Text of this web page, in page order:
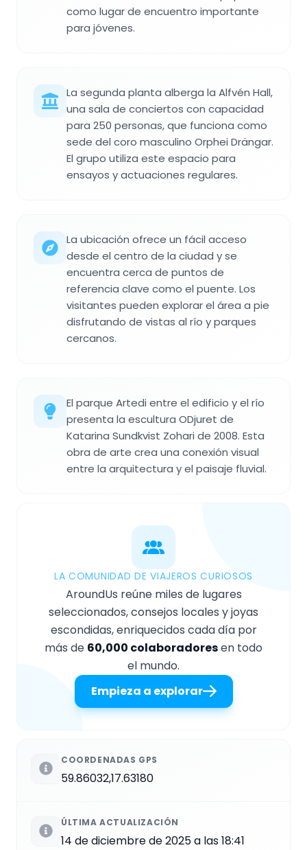
como lugar de encuentro importante
para jóvenes.
La segunda planta alberga la Alfvén Hall,
una sala de conciertos con capacidad
para 250 personas, que funciona como
sede del coro masculino Orphei Drängar.
El grupo utiliza este espacio para
ensayos y actuaciones regulares.
La ubicación ofrece un fácil acceso
desde el centro de la ciudad y se
encuentra cerca de puntos de
referencia clave como el puente. Los
visitantes pueden explorar el área a pie
disfrutando de vistas al río y parques
cercanos.
El parque Artedi entre el edificio y el río
presenta la escultura ODjuret de
Katarina Sundkvist Zohari de 2008. Esta
obra de arte crea una conexión visual
entre la arquitectura y el paisaje fluvial.
LA COMUNIDAD DE VIAJEROS CURIOSOS
AroundUs reúne miles de lugares
seleccionados, consejos locales y joyas
escondidas, enriquecidos cada día por
más de 60,000 colaboradoresen todo
el mundo.
Empieza a explorar
COORDENADAS GPS
59.86032,17.63180
ÚLTIMA ACTUALIZACIÓN
14 de diciembre de 2025 a las 18:41